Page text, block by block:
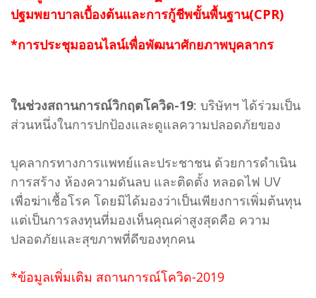
ปฐมพยาบาลเบื้องต้นและการกู้ชีพขั้นพื้นฐาน(CPR)
*การประชุมออนไลน์เพื่อพัฒนาศักยภาพบุคลากร
ในช่วงสถานการณ์วิกฤตโควิด-19: บริษัทฯ ได้ร่วมเป็น
ส่วนหนึ่งในการปกป้องและดูแลความปลอดภัยของ
บุคลากรทางการแพทย์และประชาชน ด้วยการดําเนิน
การสร้าง ห้องความดันลบ และติดตั้ง หลอดไฟ UV
เพื่อฆ่าเชื้อโรค โดยมิได้มองว่าเป็นเพียงการเพิ่มต้นทุน
แต่เป็นการลงทุนที่มองเห็นคุณค่าสูงสุดคือ ความ
ปลอดภัยและสุขภาพที่ดีของทุกคน
*ข้อมูลเพิ่มเติม สถานการณ์โควิด-2019